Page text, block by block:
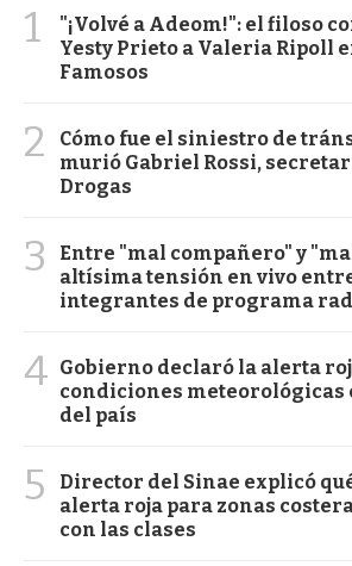
1
"¡Volvé a Adeom!": el filoso
Yesty Prieto a Valeria Ripoll
Famosos
2
Cómo fue el siniestro de
murió Gabriel Rossi,
Drogas
3
Entre "mal compañero" y
altísima tensión en vivo
integrantes de programa
4 Gobierno declaró la alerta
condiciones meteorológicas
del país
5
Director del Sinae explicó
alerta roja para zonas
con las clases